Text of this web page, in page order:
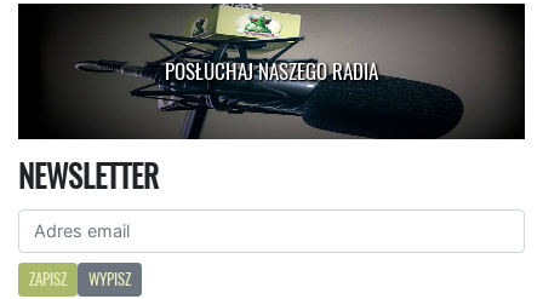
POSŁUCHAJ NASZEGO RADIA
NEWSLETTER
ZAPISZ WYPISZ